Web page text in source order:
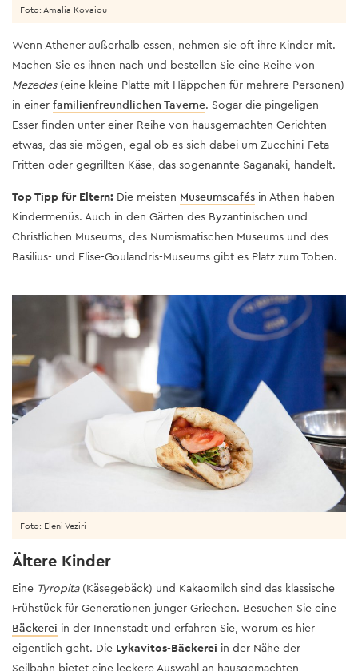
Foto: Amalia Kovaiou
Wenn Athener außerhalb essen, nehmen sie oft ihre Kinder mit.
Machen Sie es ihnen nach und bestellen Sie eine Reihe von
Mezedes(eine kleine Platte mit Häppchen für mehrere Personen)
in einer familienfreundlichen Taverne. Sogar die pingeligen
Esser finden unter einer Reihe von hausgemachten Gerichten
etwas, das sie mögen, egal ob es sich dabei um Zucchini-Feta-
Fritten oder gegrillten Käse, das sogenannte Saganaki, handelt.
Top Tipp für Eltern: Die meisten Museumscafés in Athen haben
Kindermenüs. Auch in den Gärten des Byzantinischen und
Christlichen Museums, des Numismatischen Museums und des
Basilius- und Elise-Goulandris-Museums gibt es Platz zum Toben.
Ältere Kinder
Eine Tyropita(Käsegebäck) und Kakaomilch sind das klassische
Frühstück für Generationen junger Griechen. Besuchen Sie eine
Bäckerei in der Innenstadt und erfahren Sie, worum es hier
eigentlich geht. Die Lykavitos-Bäckerei in der Nähe der
Seilbahn bietet eine leckere Auswahl an hausgemachten
Foto: Eleni Veziri